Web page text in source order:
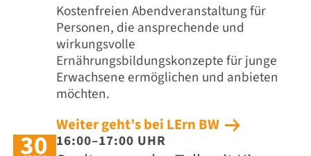
Kostenfreien Abendveranstaltung für
Personen, die ansprechende und
wirkungsvolle
Ernährungsbildungskonzepte für junge
Erwachsene ermöglichen und anbieten
möchten.
Weiter geht’s bei LErn BW
30 16:00–17:00 UHR